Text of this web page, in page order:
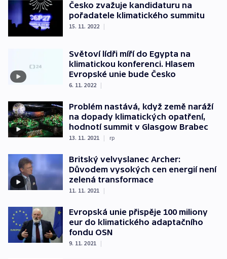
Česko zvažuje kandidaturu na
pořadatele klimatického summitu
15. 11. 2022 |
Světoví lídři míří do Egypta na
klimatickou konferenci. Hlasem
Evropské unie bude Česko
6. 11. 2022 |
Problém nastává, když země naráží
na dopady klimatických opatření,
hodnotí summit v Glasgow Brabec
13. 11. 2021 | rp
Britský velvyslanec Archer:
Důvodem vysokých cen energií není
zelená transformace
11. 11. 2021 |
Evropská unie přispěje 100 miliony
eur do klimatického adaptačního
fondu OSN
9. 11. 2021 |